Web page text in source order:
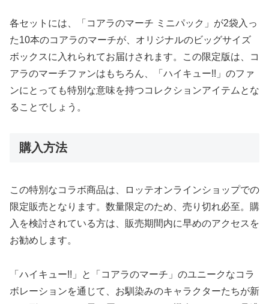
各セットには、「コアラのマーチ ミニパック」が2袋入っ
た10本のコアラのマーチが、オリジナルのビッグサイズ
ボックスに入れられてお届けされます。この限定版は、コ
アラのマーチファンはもちろん、「ハイキュー!!」のファ
ンにとっても特別な意味を持つコレクションアイテムとな
ることでしょう。
購入方法
この特別なコラボ商品は、ロッテオンラインショップでの
限定販売となります。数量限定のため、売り切れ必至。購
入を検討されている方は、販売期間内に早めのアクセスを
お勧めします。
「ハイキュー!!」と「コアラのマーチ」のユニークなコラ
ボレーションを通じて、お馴染みのキャラクターたちが新